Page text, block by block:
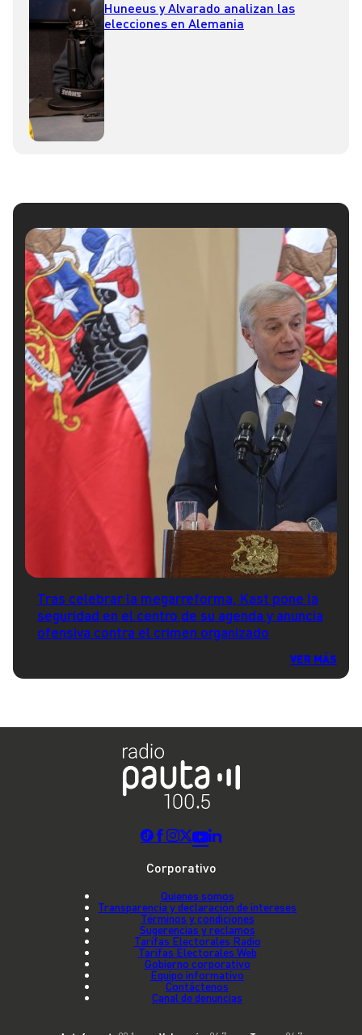
Huneeus y Alvarado analizan las
elecciones en Alemania
Tras celebrar la megarreforma, Kast pone la
seguridad en el centro de su agenda y anuncia
ofensiva contra el crimen organizado
VER MÁS
Corporativo
Quienes somos
Transparencia y declaración de intereses
Términos y condiciones
Sugerencias y reclamos
Tarifas Electorales Radio
Tarifas Electorales Web
Gobierno corporativo
Equipo informativo
Contáctenos
Canal de denuncias